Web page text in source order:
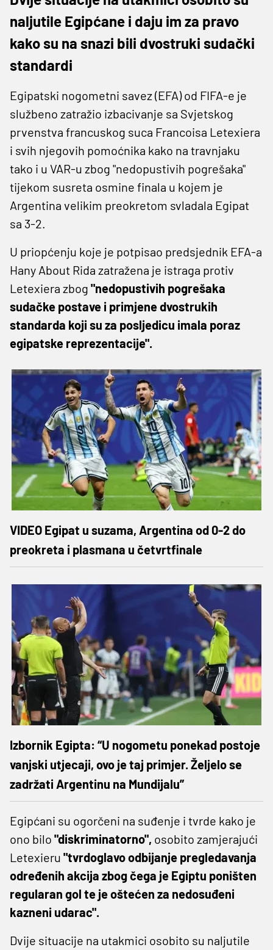
naljutile Egipćane i daju im za pravo
kako su na snazi bili dvostruki sudački
standardi
Egipatski nogometni savez (EFA) od FIFA-e je
službeno zatražio izbacivanje sa Svjetskog
prvenstva francuskog suca Francoisa Letexiera
i svih njegovih pomoćnika kako na travnjaku
tako i u VAR-u zbog "nedopustivih pogrešaka"
tijekom susreta osmine finala u kojem je
Argentina velikim preokretom svladala Egipat
sa 3-2.
U priopćenju koje je potpisao predsjednik EFA-a
Hany About Rida zatražena je istraga protiv
Letexiera zbog "nedopustivih pogrešaka
sudačke postave i primjene dvostrukih
standarda koji su za posljedicu imala poraz
egipatske reprezentacije".
VIDEO Egipat u suzama, Argentina od 0-2 do
preokreta i plasmana u četvrtfinale
Izbornik Egipta: “U nogometu ponekad postoje
vanjski utjecaji, ovo je taj primjer. Željelo se
zadržati Argentinu na Mundijalu”
Egipćani su ogorčeni na suđenje i tvrde kako je
ono bilo "diskriminatorno", osobito zamjerajući
Letexieru "tvrdoglavo odbijanje pregledavanja
određenih akcija zbog čega je Egiptu poništen
regularan gol te je oštećen za nedosuđeni
kazneni udarac".
Dvije situacije na utakmici osobito su naljutile